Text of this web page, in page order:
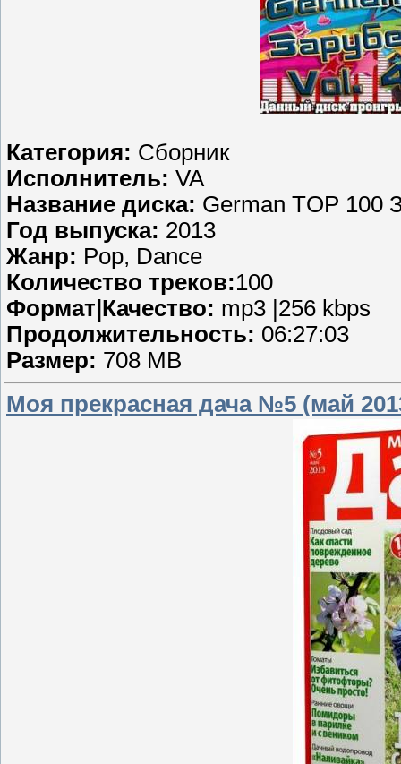
Категория: Сборник
Исполнитель: VA
Название диска: German TOP 100
Год выпуска: 2013
Жанр: Pop, Dance
Количество треков:100
Формат|Качество: mp3 |256 kbps
Продолжительность: 06:27:03
Размер: 708 MB
Моя прекрасная дача №5 (май